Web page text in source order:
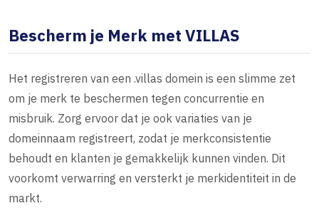
Bescherm je Merk met VILLAS
Het registreren van een .villas domein is een slimme zet
om je merk te beschermen tegen concurrentie en
misbruik. Zorg ervoor dat je ook variaties van je
domeinnaam registreert, zodat je merkconsistentie
behoudt en klanten je gemakkelijk kunnen vinden. Dit
voorkomt verwarring en versterkt je merkidentiteit in de
markt.